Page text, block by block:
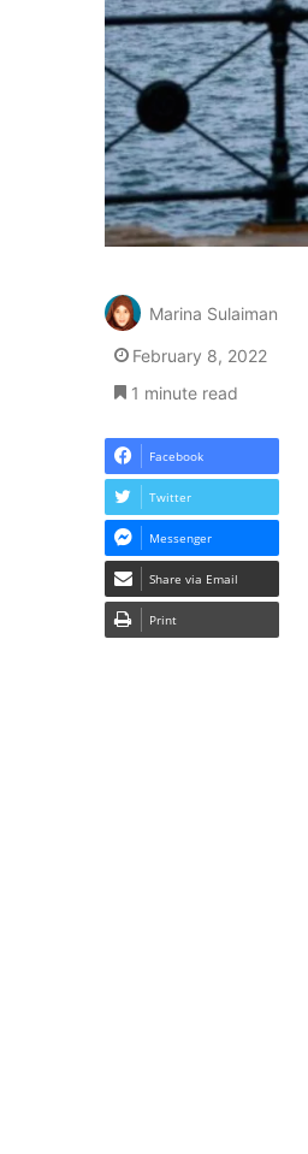
Marina Sulaiman
February 8, 2022
1 minute read
Facebook
Twitter
Messenger
Share via Email
Print